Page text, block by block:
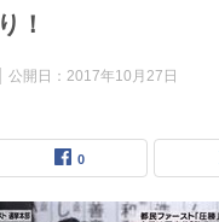
！
公開日： 2017年10月27日
0